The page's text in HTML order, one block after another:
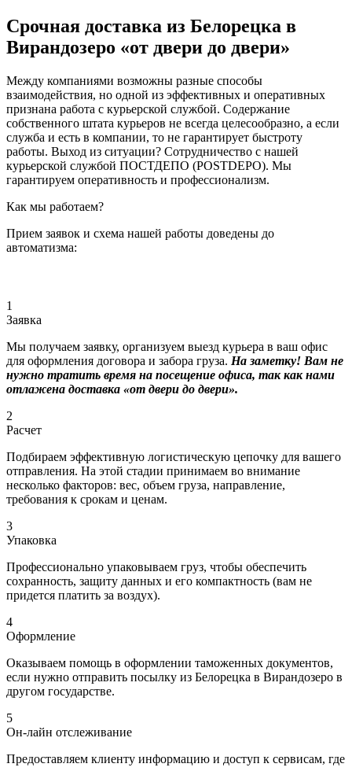
Срочная доставка из Белорецка в
Вирандозеро «от двери до двери»
Между компаниями возможны разные способы
взаимодействия, но одной из эффективных и оперативных
признана работа с курьерской службой. Содержание
собственного штата курьеров не всегда целесообразно, а если
служба и есть в компании, то не гарантирует быстроту
работы. Выход из ситуации? Сотрудничество с нашей
курьерской службой ПОСТДЕПО (POSTDEPO). Мы
гарантируем оперативность и профессионализм.
Как мы работаем?
Прием заявок и схема нашей работы доведены до
автоматизма:
1
Заявка
Мы получаем заявку, организуем выезд курьера в ваш офис
для оформления договора и забора груза. На заметку! Вам не
нужно тратить время на посещение офиса, так как нами
отлажена доставка «от двери до двери».
2
Расчет
Подбираем эффективную логистическую цепочку для вашего
отправления. На этой стадии принимаем во внимание
несколько факторов: вес, объем груза, направление,
требования к срокам и ценам.
3
Упаковка
Профессионально упаковываем груз, чтобы обеспечить
сохранность, защиту данных и его компактность (вам не
придется платить за воздух).
4
Оформление
Оказываем помощь в оформлении таможенных документов,
если нужно отправить посылку из Белорецка в Вирандозеро в
другом государстве.
5
Он-лайн отслеживание
Предоставляем клиенту информацию и доступ к сервисам, где